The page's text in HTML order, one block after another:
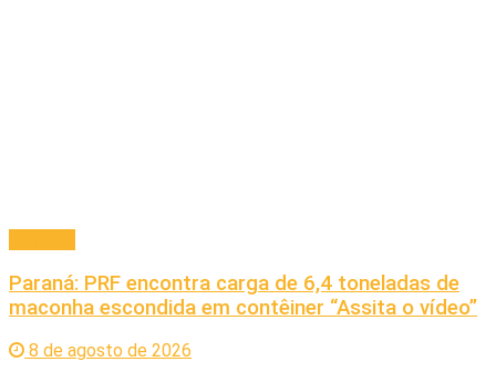
Paraná: PRF encontra carga de 6,4 toneladas de
maconha escondida em contêiner “Assita o vídeo”
8 de agosto de 2026